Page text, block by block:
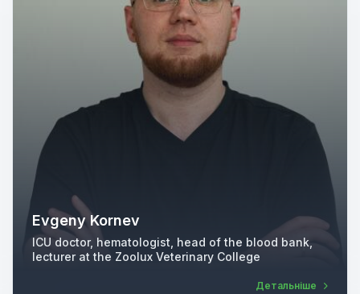
Evgeny Kornev
ICU doctor, hematologist, head of the blood bank,
lecturer at the Zoolux Veterinary College
Детальніше